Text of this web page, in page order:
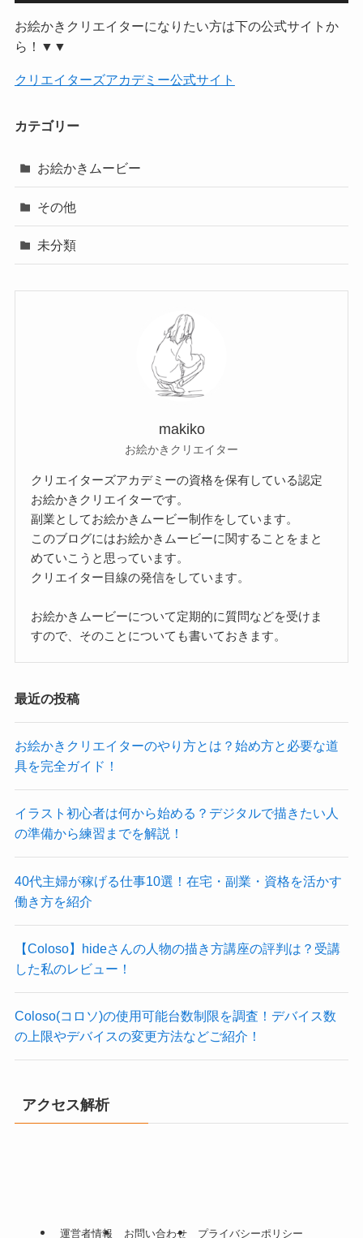
お絵かきクリエイターになりたい方は下の公式サイトか
ら！▼▼
クリエイターズアカデミー公式サイト
カテゴリー
お絵かきムービー
その他
未分類
makiko
お絵かきクリエイター
クリエイターズアカデミーの資格を保有している認定
お絵かきクリエイターです。
副業としてお絵かきムービー制作をしています。
このブログにはお絵かきムービーに関することをまと
めていこうと思っています。
クリエイター目線の発信をしています。
お絵かきムービーについて定期的に質問などを受けま
すので、そのことについても書いておきます。
最近の投稿
お絵かきクリエイターのやり方とは？始め方と必要な道
具を完全ガイド！
イラスト初心者は何から始める？デジタルで描きたい人
の準備から練習までを解説！
40代主婦が稼げる仕事10選！在宅・副業・資格を活かす
働き方を紹介
【Coloso】hideさんの人物の描き方講座の評判は？受講
した私のレビュー！
Coloso(コロソ)の使用可能台数制限を調査！デバイス数
の上限やデバイスの変更方法などご紹介！
アクセス解析
運営者情報 お問い合わせ プライバシーポリシー